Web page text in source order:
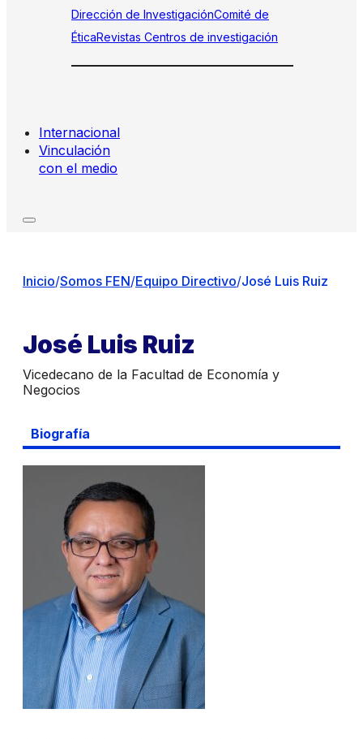
Dirección de InvestigaciónComité de
ÉticaRevistas Centros de investigación
Internacional
Vinculación
con el medio
Inicio/Somos FEN/Equipo Directivo/José Luis Ruiz
José Luis Ruiz
Vicedecano de la Facultad de Economía y
Negocios
Biografía